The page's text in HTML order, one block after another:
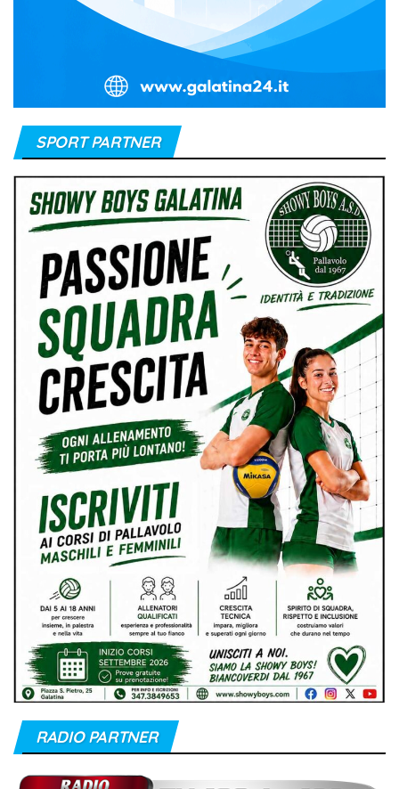
SPORT PARTNER
RADIO PARTNER